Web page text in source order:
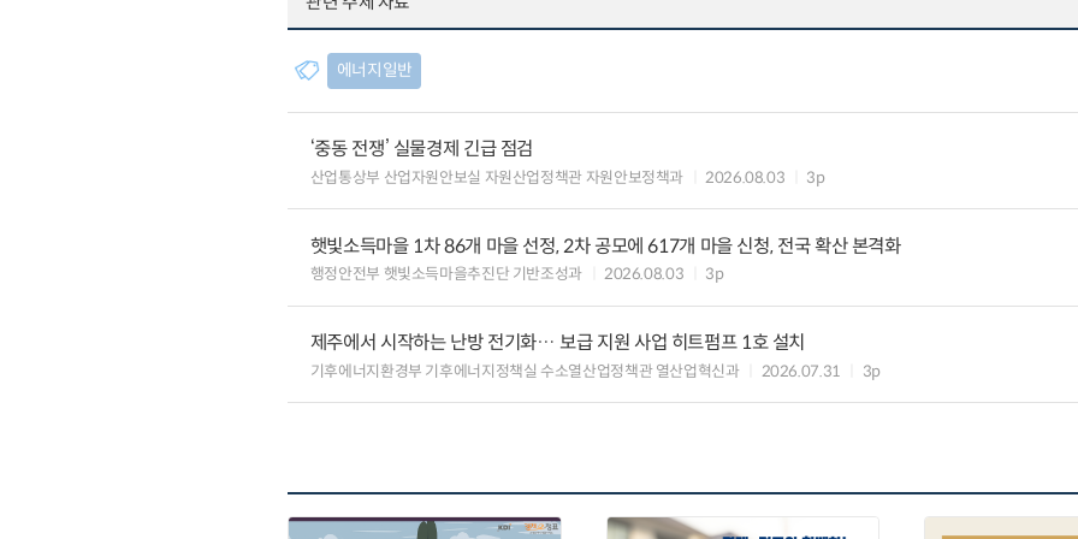
에너지일반
‘중동 전쟁’ 실물경제 긴급 점검
산업통상부 산업자원안보실 자원산업정책관 자원안보정책과 2026.08.03 3p
햇빛소득마을 1차 86개 마을 선정, 2차 공모에 617개 마을 신청, 전국 확산 본격화
행정안전부 햇빛소득마을추진단 기반조성과 2026.08.03 3p
제주에서 시작하는 난방 전기화… 보급 지원 사업 히트펌프 1호 설치
기후에너지환경부 기후에너지정책실 수소열산업정책관 열산업혁신과 2026.07.31 3p